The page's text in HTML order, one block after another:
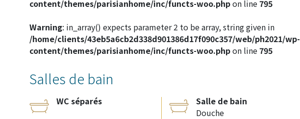
content/themes/parisianhome/inc/functs-woo.phpon line795
Warning: in_array() expects parameter 2 to be array, string given in
/home/clients/43eb5a6cb2d338d901386d17f090c357/web/ph2021/wp-
content/themes/parisianhome/inc/functs-woo.phpon line795
Salles de bain
WC séparés
Salle de bain
Douche